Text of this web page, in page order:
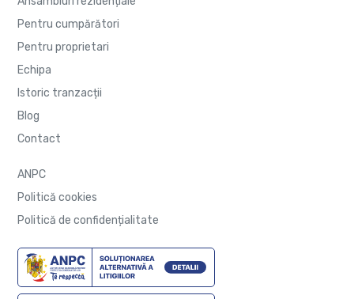
Pentru cumpărători
Pentru proprietari
Echipa
Istoric tranzacții
Blog
Contact
ANPC
Politică cookies
Politică de confidențialitate